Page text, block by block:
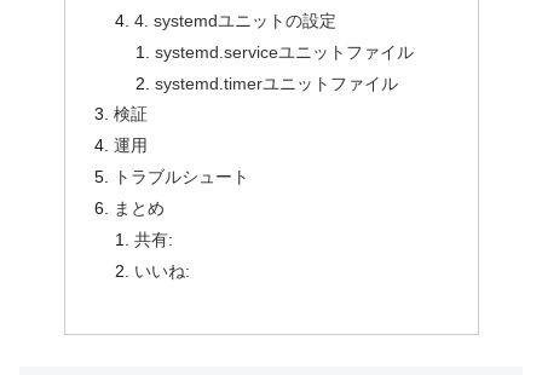
4. systemdユニットの設定
systemd.serviceユニットファイル
systemd.timerユニットファイル
検証
運用
トラブルシュート
まとめ
共有:
いいね: